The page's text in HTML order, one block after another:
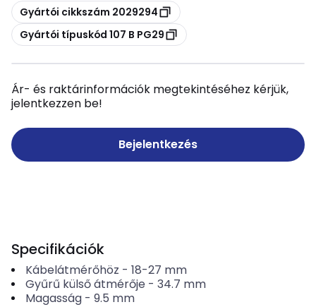
Másolás
Gyártói cikkszám 2029294
Másolás
Gyártói típuskód 107 B PG29
Ár- és raktárinformációk megtekintéséhez kérjük,
jelentkezzen be!
Bejelentkezés
Specifikációk
Kábelátmérőhöz - 18-27 mm
Gyűrű külső átmérője - 34.7 mm
Magasság- 9.5 mm